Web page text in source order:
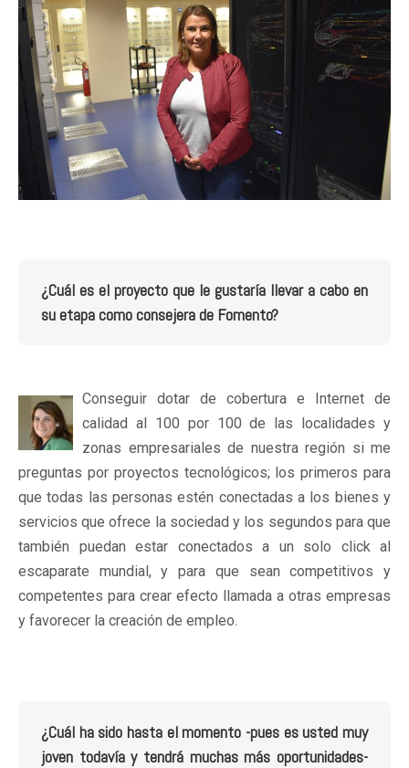
¿Cuál es el proyecto que le gustaría llevar a cabo en
su etapa como consejera de Fomento?
Conseguir dotar de cobertura e Internet de
calidad al 100 por 100 de las localidades y
zonas empresariales de nuestra región si me
preguntas por proyectos tecnológicos; los primeros para
que todas las personas estén conectadas a los bienes y
servicios que ofrece la sociedad y los segundos para que
también puedan estar conectados a un solo click al
escaparate mundial, y para que sean competitivos y
competentes para crear efecto llamada a otras empresas
y favorecer la creación de empleo.
¿Cuál ha sido hasta el momento -pues es usted muy
joven todavía y tendrá muchas más oportunidades-